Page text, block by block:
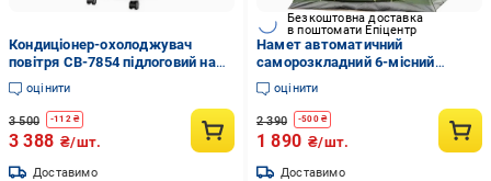
Кондиціонер-охолоджувач
повітря CB-7854 підлоговий на
водній основі з пультом
оцінити
3 500 -112₴
3 388 ₴/шт.
Доставимо
Безкоштовна доставка
в поштомати Епіцентр
Намет автоматичний
саморозкладний 6-місний
2,3х2,3х1,45 м Камуфляж
оцінити
2 390 -500₴
1 890 ₴/шт.
Доставимо